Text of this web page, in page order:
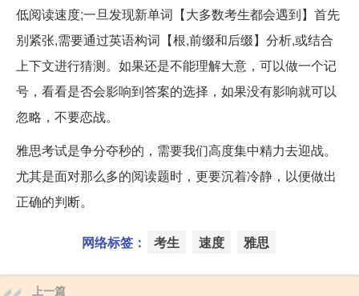
低阅读速度;一旦发现新单词【大多数考生都会遇到】首先
别紧张,需要通过英语构词【根,前缀和后缀】分析,或结合
上下文进行猜测。如果还是不能理解大意，可以做一个记
号，看看是否会影响到答案的选择，如果没有影响就可以
忽略，不要恋战。
雅思考试是争分夺秒的，需要我们高度集中精力去迎战。
尤其是面对那么多的阅读题时，更要沉着冷静，以便做出
正确的判断。
网络标签： 考生 速度 雅思
上一篇